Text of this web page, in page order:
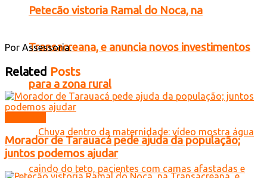
Petecão vistoria Ramal do Noca, na
Transacreana, e anuncia novos investimentos
para a zona rural
Por Assessoria.
Related Posts
Morador de Tarauacá pede ajuda da população;
juntos podemos ajudar